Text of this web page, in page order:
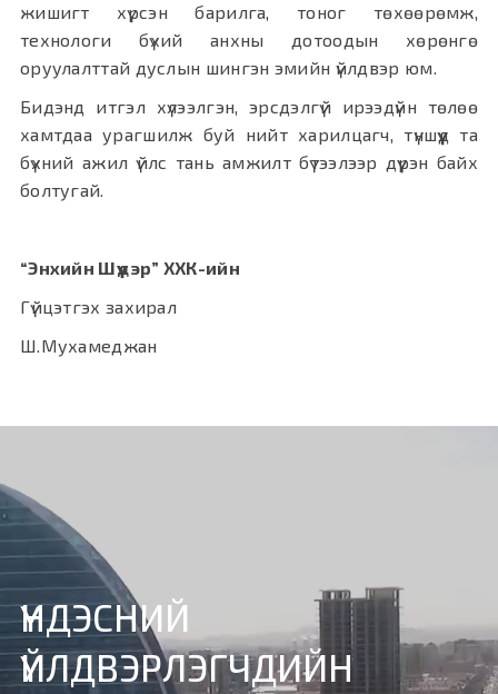
жишигт хүрсэн барилга, тоног төхөөрөмж,
технологи бүхий анхны дотоодын хөрөнгө
оруулалттай дуслын шингэн эмийн үйлдвэр юм.
Бидэнд итгэл хүлээлгэн, эрсдэлгүй ирээдүйн төлөө
хамтдаа урагшилж буй нийт харилцагч, түншүүд та
бүхний ажил үйлс тань амжилт бүтээлээр дүүрэн байх
болтугай.
“Энхийн Шүүдэр” ХХК-ийн
Гүйцэтгэх захирал
Ш.Мухамеджан
ҮНДЭСНИЙ
ҮЙЛДВЭРЛЭГЧДИЙН